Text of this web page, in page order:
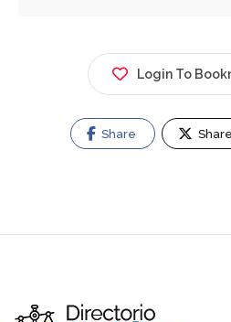
Login To
Share Share